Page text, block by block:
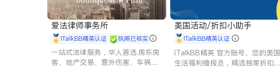
爱法律师事务所
iTalkBB精英认证 执照已核实
一站式法律服务，华人首选.房东房
客、地产交易、意外伤害、车祸重
美国活动/折扣小助手
iTalkBB精英认证
iTalkBB精英 官方账号。您的美国
生活福利播报员，精选独家折扣、